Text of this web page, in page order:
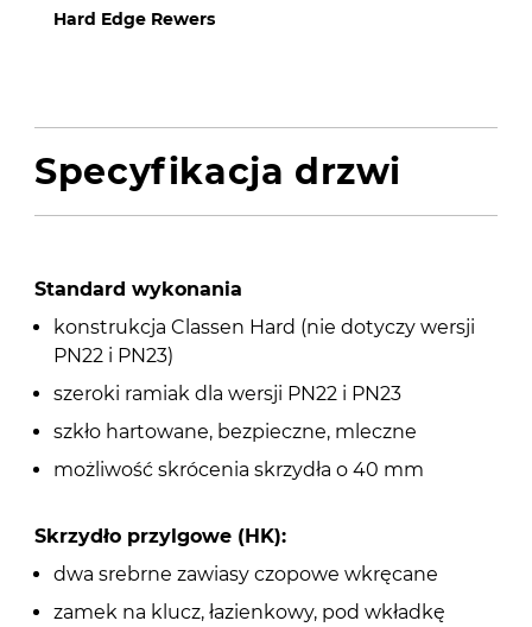
Hard Edge Rewers
Specyfikacja drzwi
Standard wykonania
konstrukcja Classen Hard (nie dotyczy wersji
PN22 i PN23)
szeroki ramiak dla wersji PN22 i PN23
szkło hartowane, bezpieczne, mleczne
możliwość skrócenia skrzydła o 40 mm
Skrzydło przylgowe (HK):
dwa srebrne zawiasy czopowe wkręcane
zamek na klucz, łazienkowy, pod wkładkę